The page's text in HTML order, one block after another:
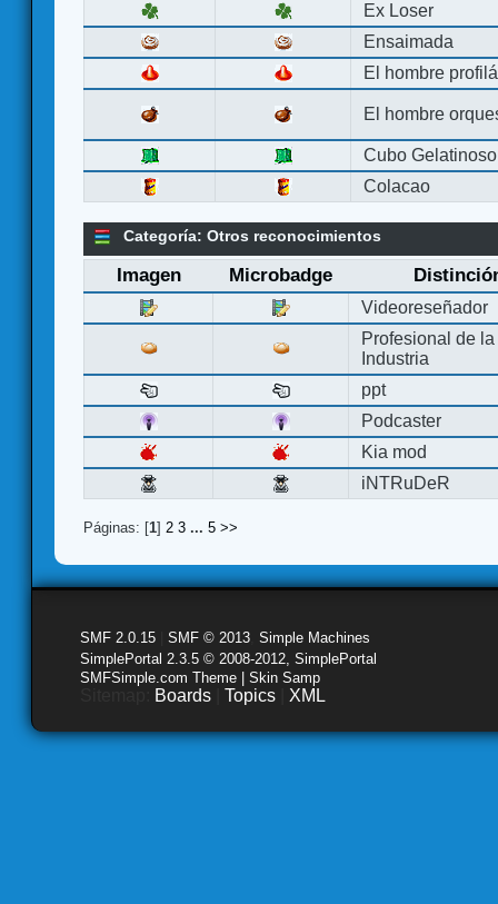
Ex Loser
Ensaimada
El hombre
El hombre
Cubo Gelatinoso
Colacao
Categoría: Otros reconocimientos
Imagen Microbadge
Videoreseñador
Profesional de la
Industria
ppt
Podcaster
Kia mod
iNTRuDeR
Páginas: [1] 2 3 ... 5 >>
SMF 2.0.15 SMF © 2013 Simple Machines
SimplePortal 2.3.5 © 2008-2012, SimplePortal
SMFSimple.com Theme | Skin Samp
Boards Topics XML